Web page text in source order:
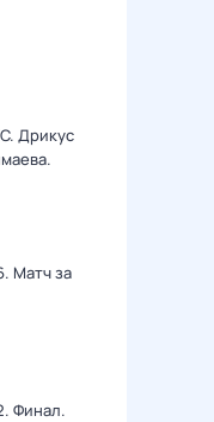
Дрикус
Матч за
Финал.